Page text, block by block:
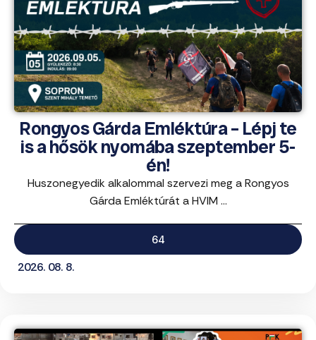
Rongyos Gárda Emléktúra – Lépj te
is a hősök nyomába szeptember 5-
én!
Huszonegyedik alkalommal szervezi meg a Rongyos
Gárda Emléktúrát a HVIM ...
64
2026. 08. 8.